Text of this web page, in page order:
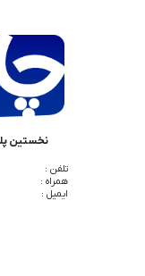
نخستین
تلفن :
همراه :
ایمیل :